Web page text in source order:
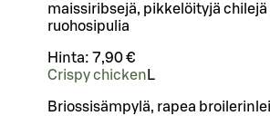
maissiribsejä, pikkelöityjä chilejä
ruohosipulia
Hinta: 7,90 €
Crispy chicken L
Briossisämpylä, rapea